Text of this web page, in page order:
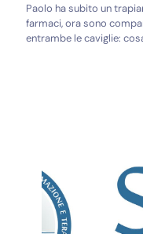
Paolo ha subito un
farmaci, ora sono
entrambe le caviglie: